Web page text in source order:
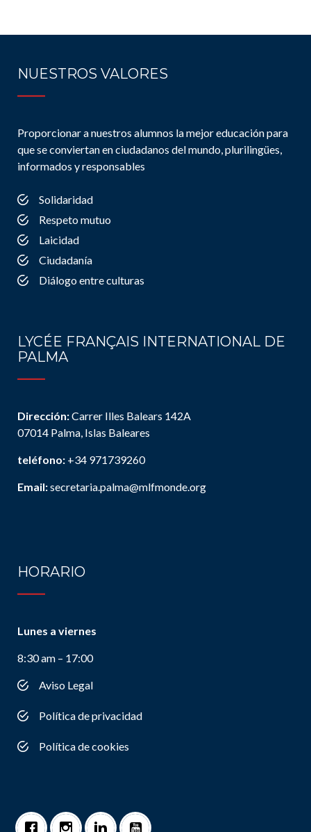
NUESTROS VALORES
Proporcionar a nuestros alumnos la mejor educación para
que se conviertan en ciudadanos del mundo, plurilingües,
informados y responsables
Solidaridad
Respeto mutuo
Laicidad
Ciudadanía
Diálogo entre culturas
LYCÉE FRANÇAIS INTERNATIONAL DE
PALMA
Dirección:Carrer Illes Balears 142A
07014 Palma, Islas Baleares
teléfono: +34 971739260
Email:secretaria.palma@mlfmonde.org
HORARIO
Lunes a viernes
8:30 am – 17:00
Aviso Legal
Política de privacidad
Política de cookies